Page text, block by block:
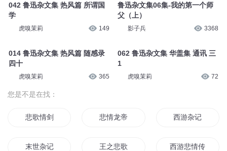
042 鲁迅杂文集 热风篇 所谓国
学
虎嗅茉莉 149
014 鲁迅杂文集 热风篇 随感录
四十
虎嗅茉莉 365
鲁迅杂文集06集-我的第一个师
父（上）
影子兵 3368
062 鲁迅杂文集 华盖集 通讯 三
1
虎嗅茉莉 72
您是不是在找：
悲歌情剑 悲情龙帝 西游杂记
末世杂记 王之悲歌 西游悲情传